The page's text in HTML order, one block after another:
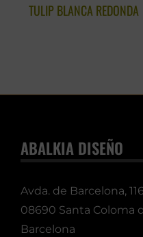
TULIP BLANCA REDONDA
ABALKIA DISEÑO
Avda. de Barcelona, 116
08690 Santa Coloma
Barcelona